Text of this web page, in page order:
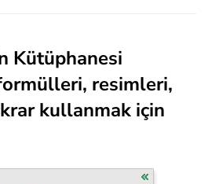
Kütüphanesi
resimleri,
kullanmak için